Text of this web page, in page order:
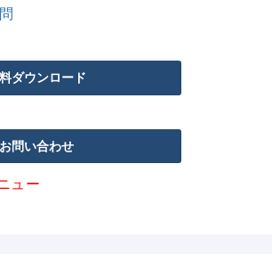
ダウンロード
お問い合わせ
ュー